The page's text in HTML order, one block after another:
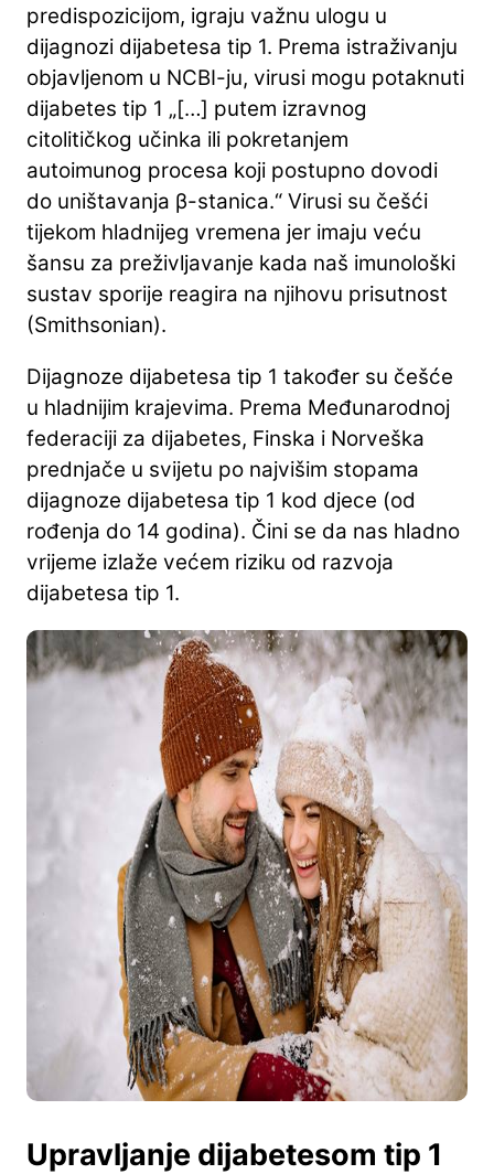
predispozicijom, igraju važnu ulogu u
dijagnozi dijabetesa tip 1. Prema istraživanju
objavljenom u NCBI-ju, virusi mogu potaknuti
dijabetes tip 1 „[…] putem izravnog
citolitičkog učinka ili pokretanjem
autoimunog procesa koji postupno dovodi
do uništavanja β-stanica.“ Virusi su češći
tijekom hladnijeg vremena jer imaju veću
šansu za preživljavanje kada naš imunološki
sustav sporije reagira na njihovu prisutnost
(Smithsonian).
Dijagnoze dijabetesa tip 1 također su češće
u hladnijim krajevima. Prema Međunarodnoj
federaciji za dijabetes, Finska i Norveška
prednjače u svijetu po najvišim stopama
dijagnoze dijabetesa tip 1 kod djece (od
rođenja do 14 godina). Čini se da nas hladno
vrijeme izlaže većem riziku od razvoja
dijabetesa tip 1.
Upravljanje dijabetesom tip 1